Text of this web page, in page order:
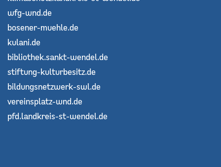
wfg-wnd.de
bosener-muehle.de
kulani.de
bibliothek.sankt-wendel.de
stiftung-kulturbesitz.de
bildungsnetzwerk-swl.de
vereinsplatz-wnd.de
pfd.landkreis-st-wendel.de